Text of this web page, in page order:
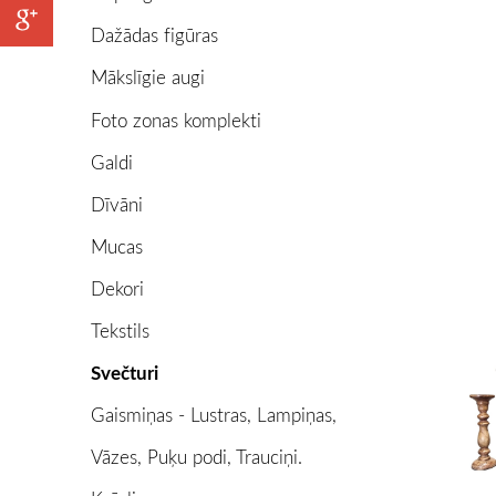
Dažādas figūras
Mākslīgie augi
Foto zonas komplekti
Galdi
Dīvāni
Mucas
Dekori
Tekstils
Svečturi
Gaismiņas - Lustras, Lampiņas,
Vāzes, Puķu podi, Trauciņi.